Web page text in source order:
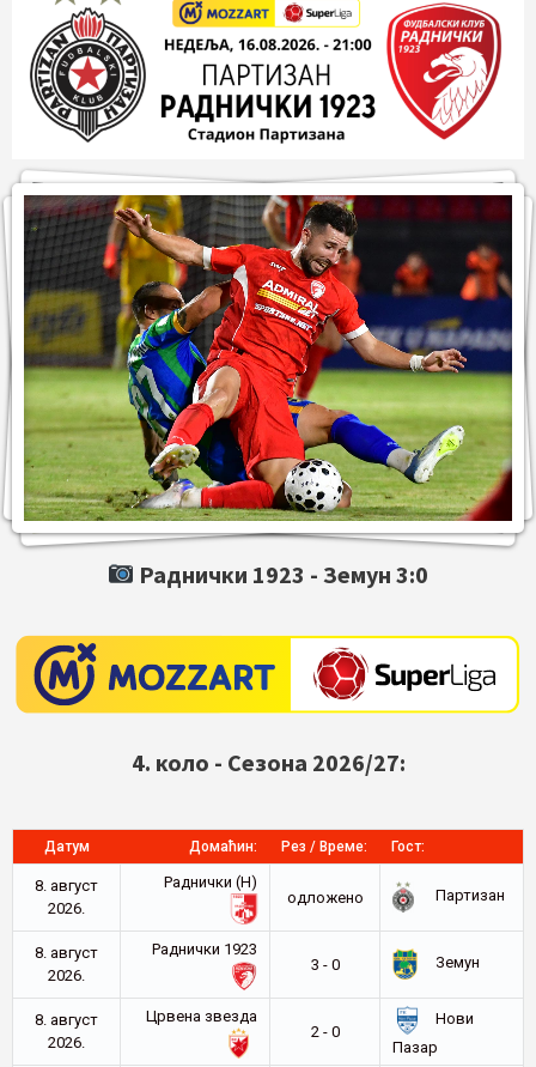
Раднички 1923 -Земун 3:0
4. коло - Сезона 2026/27:
Датум Домаћин: Рез / Време: Гост:
8. август
2026.
Раднички (Н)
oдложено
Партизан
8. август
2026.
Раднички 1923
3 - 0
Земун
8. август
2026.
Црвена звезда
2 - 0
Нови
Пазар